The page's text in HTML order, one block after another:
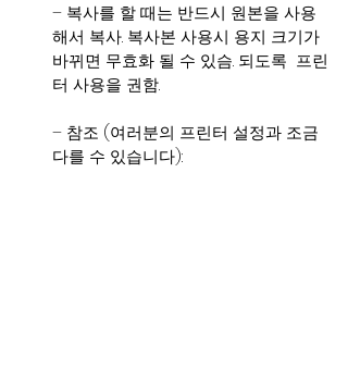
– 복사를 할 때는 반드시 원본을 사용
해서 복사. 복사본 사용시 용지 크기가
바뀌면 무효화 될 수 있슴. 되도록  프린
터 사용을 권함.
– 참조 (여러분의 프린터 설정과 조금
다를 수 있습니다):